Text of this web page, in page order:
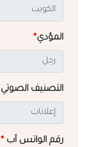
المؤدي*
التصنيف الصوتي
رقم الواتس آب *